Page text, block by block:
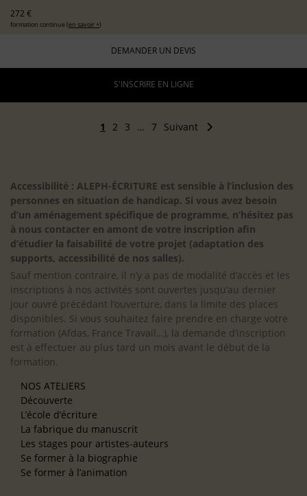
272 €
formation continue (en savoir +)
DEMANDER UN DEVIS
S'INSCRIRE EN LIGNE
1 2 3 … 7 Suivant
Accessibilité : ALEPH-ÉCRITURE est sensible à l’inclusion des
personnes en situation de handicap. Si vous avez besoin
d’un aménagement spécifique de programme, n’hésitez pas
à nous contacter en amont de votre inscription afin
d’étudier la faisabilité de votre projet (adaptation des
supports, accessibilité de nos salles).
Sauf mention contraire, il n’y a pas de modalité d’accès et les
inscriptions à nos activités sont ouvertes jusqu’au dernier
jour ouvré précédant l’ouverture, dans la limite des places
disponibles. Si vous souhaitez faire prendre en charge votre
formation (Afdas, France Travail…), la demande d’inscription
est à effectuer au plus tard un mois avant le début de la
formation.
NOS ATELIERS
Découverte
L’école d’écriture
La fabrique du manuscrit
Les stages pour artistes-auteurs
Se former à la biographie
Se former à l’animation